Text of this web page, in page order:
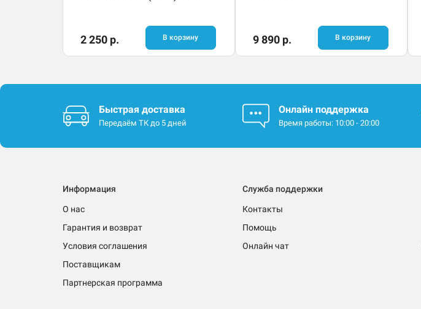
2 250 р. В корзину 9 890 р. В корзину
Быстрая доставка
Передаём ТК до 5 дней
Онлайн поддержка
Время работы: 10:00 - 20:00
Информация
О нас
Гарантия и возврат
Условия соглашения
Поставщикам
Партнерская программа
Служба поддержки
Контакты
Помощь
Онлайн чат